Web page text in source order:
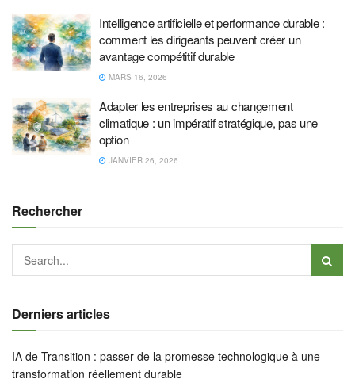
Intelligence artificielle et performance durable :
comment les dirigeants peuvent créer un
avantage compétitif durable
MARS 16, 2026
Adapter les entreprises au changement
climatique : un impératif stratégique, pas une
option
JANVIER 26, 2026
Rechercher
Derniers articles
IA de Transition : passer de la promesse technologique à une
transformation réellement durable